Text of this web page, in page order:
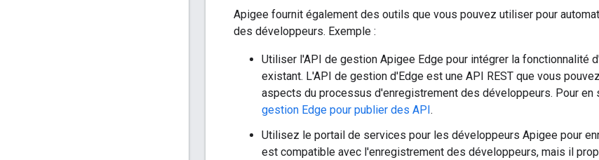
Apigee fournit également des outils que vous pouvez utiliser pour
des développeurs. Exemple :
Utiliser l'API de gestion Apigee Edge pour intégrer la fonctionnalité
existant. L'API de gestion d'Edge est une API REST que vous
aspects du processus d'enregistrement des développeurs. Pour en
gestion Edge pour publier des API.
Utilisez le portail de services pour les développeurs Apigee pour
est compatible avec l'enregistrement des développeurs, mais il